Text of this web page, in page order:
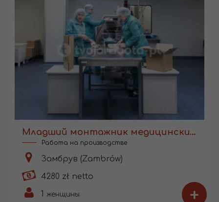
Младший монтажник медицинских изделий
Работа на производстве
Замбрув (Zambrów)
4280 zł netto
1 женщины +